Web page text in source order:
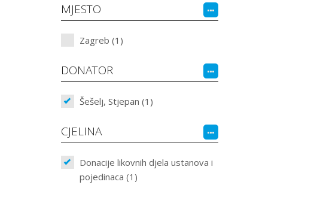
MJESTO
Zagreb (1)
DONATOR
Šešelj, Stjepan (1)
CJELINA
Donacije likovnih djela ustanova i
pojedinaca (1)